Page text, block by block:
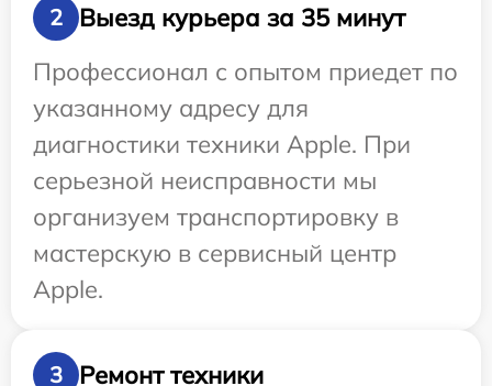
2
Выезд курьера за 35 минут
Профессионал с опытом приедет по
указанному адресу для
диагностики техники Apple. При
серьезной неисправности мы
организуем транспортировку в
мастерскую в сервисный центр
Apple.
3 Ремонт техники